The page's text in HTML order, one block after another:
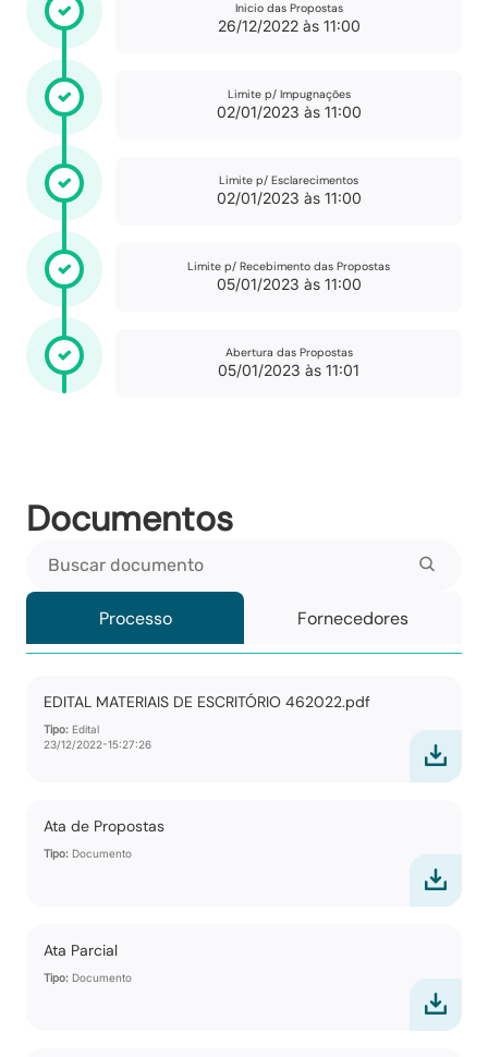
Inicio das Propostas
26/12/2022 às 11:00
Limite p/ Impugnações
02/01/2023 às 11:00
Limite p/ Esclarecimentos
02/01/2023 às 11:00
Limite p/ Recebimento das Propostas
05/01/2023 às 11:00
Abertura das Propostas
05/01/2023 às 11:01
Documentos
Processo Fornecedores
EDITAL MATERIAIS DE ESCRITÓRIO 462022.pdf
Tipo: Edital
23/12/2022-15:27:26
Ata de Propostas
Tipo: Documento
Ata Parcial
Tipo: Documento